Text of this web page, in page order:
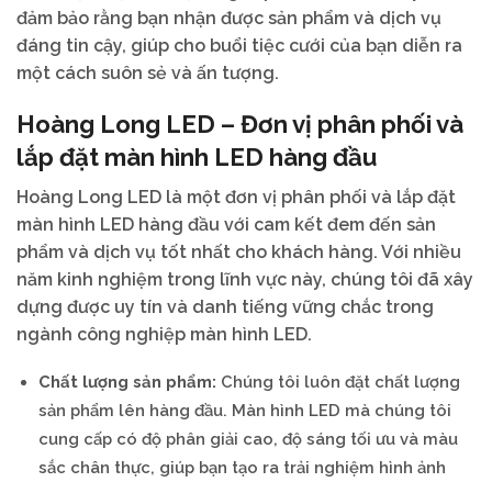
đảm bảo rằng bạn nhận được sản phẩm và dịch vụ
đáng tin cậy, giúp cho buổi tiệc cưới của bạn diễn ra
một cách suôn sẻ và ấn tượng.
Hoàng Long LED – Đơn vị phân phối và
lắp đặt màn hình LED hàng đầu
Hoàng Long LED là một đơn vị phân phối và lắp đặt
màn hình LED hàng đầu với cam kết đem đến sản
phẩm và dịch vụ tốt nhất cho khách hàng. Với nhiều
năm kinh nghiệm trong lĩnh vực này, chúng tôi đã xây
dựng được uy tín và danh tiếng vững chắc trong
ngành công nghiệp màn hình LED.
Chất lượng sản phẩm: Chúng tôi luôn đặt chất lượng
sản phẩm lên hàng đầu. Màn hình LED mà chúng tôi
cung cấp có độ phân giải cao, độ sáng tối ưu và màu
sắc chân thực, giúp bạn tạo ra trải nghiệm hình ảnh